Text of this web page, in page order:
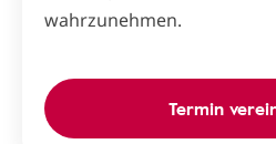
wahrzunehmen.
Termin